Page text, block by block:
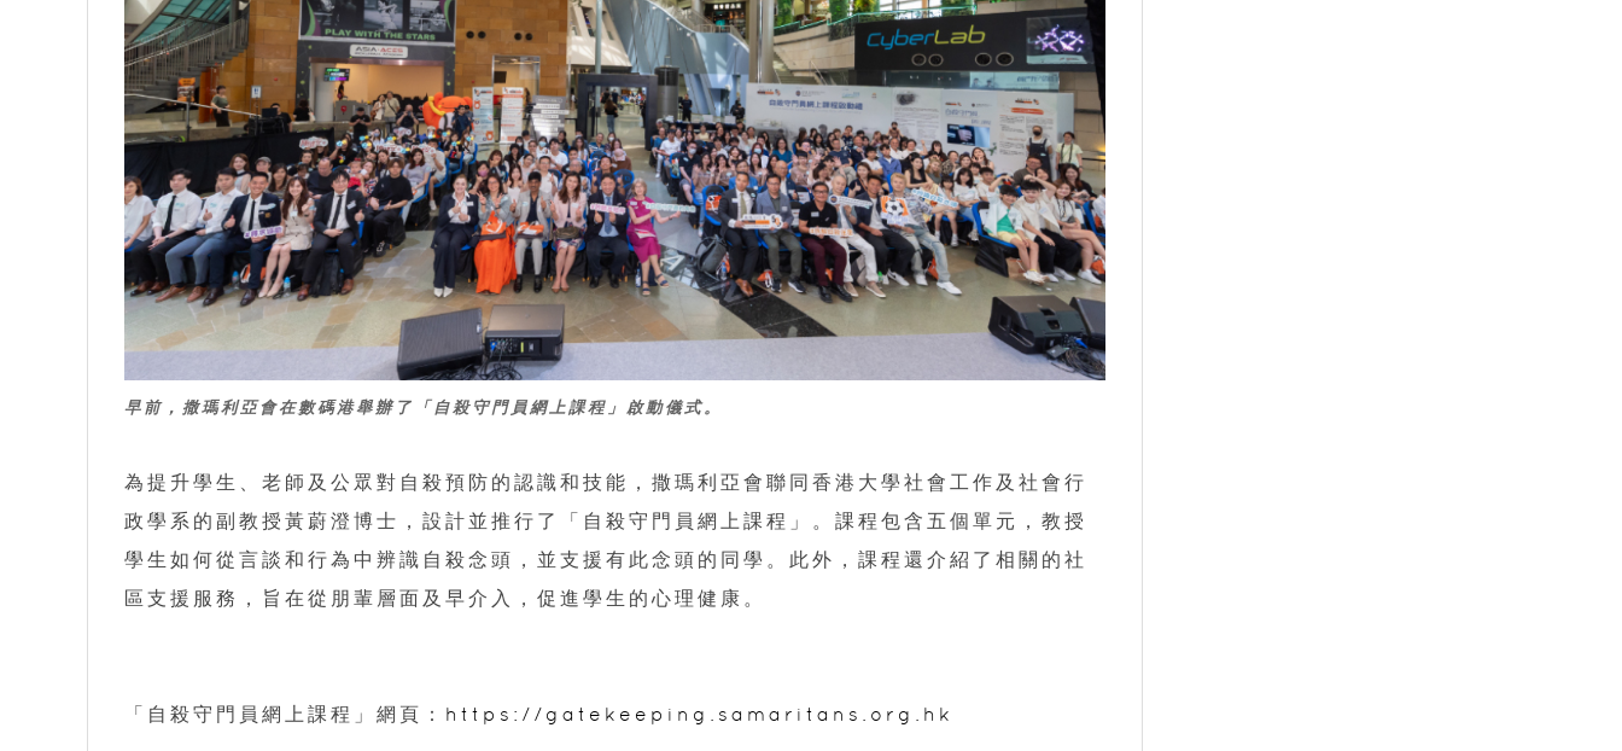
早前，撒瑪利亞會在數碼港舉辦了「自殺守門員網上課程」啟動儀式。
為提升學生、老師及公眾對自殺預防的認識和技能，撒瑪利亞會聯同香港大學社會工作及社會行
政學系的副教授黃蔚澄博士，設計並推行了「自殺守門員網上課程」。課程包含五個單元，教授
學生如何從言談和行為中辨識自殺念頭，並支援有此念頭的同學。此外，課程還介紹了相關的社
區支援服務，旨在從朋輩層面及早介入，促進學生的心理健康。
「自殺守門員網上課程」網頁： https://gatekeeping.samaritans.org.hk